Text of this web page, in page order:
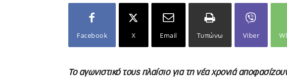
Facebook X Email Τυπώνω Viber
Το αγωνιστικό τους πλαίσιο για τη νέα χρονιά